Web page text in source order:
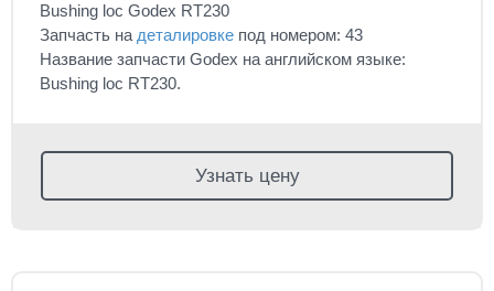
Bushing loc Godex RT230
Запчасть на деталировке под номером: 43
Название запчасти Godex на английском языке:
Bushing loc RT230.
Узнать цену